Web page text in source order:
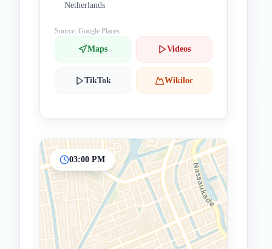
Netherlands
Source: Google Places
Maps Videos
TikTok Wikiloc
03:00 PM